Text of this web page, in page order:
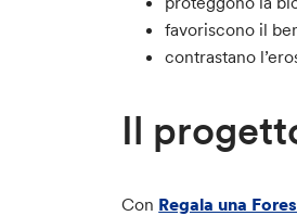
favoriscono il
contrastano
Il
Con Regala una